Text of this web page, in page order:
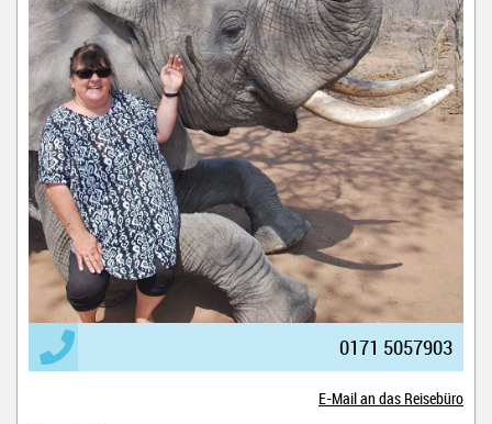
0171 5057903
E-Mail an das Reisebüro